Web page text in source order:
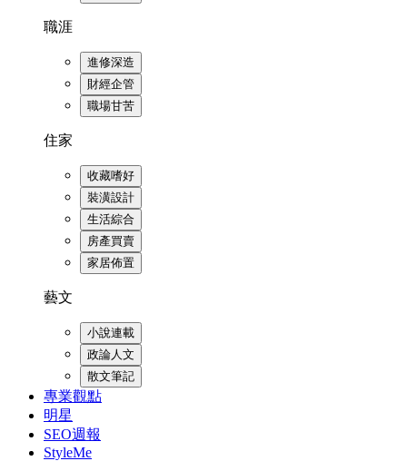
職涯
進修深造
財經企管
職場甘苦
住家
收藏嗜好
裝潢設計
生活綜合
房產買賣
家居佈置
藝文
小說連載
政論人文
散文筆記
專業觀點
明星
SEO週報
StyleMe